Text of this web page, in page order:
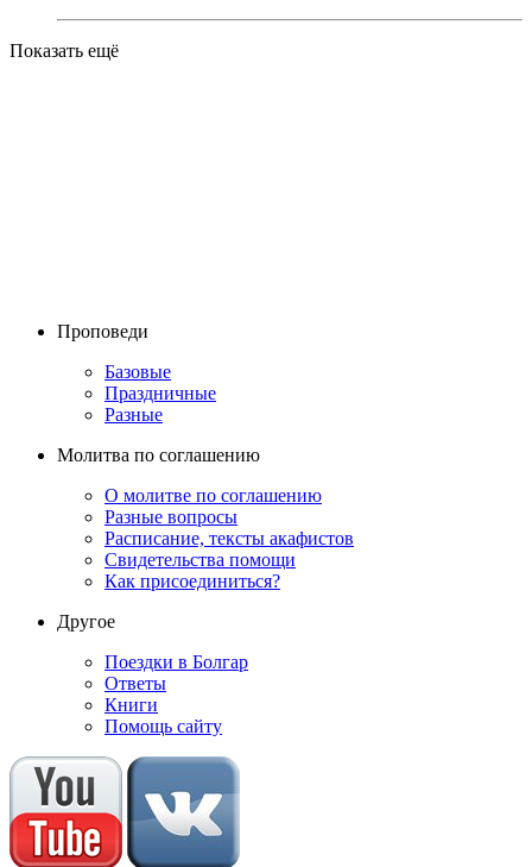
Показать ещё
Проповеди
Базовые
Праздничные
Разные
Молитва по соглашению
О молитве по соглашению
Разные вопросы
Расписание, тексты акафистов
Свидетельства помощи
Как присоединиться?
Другое
Поездки в Болгар
Ответы
Книги
Помощь сайту